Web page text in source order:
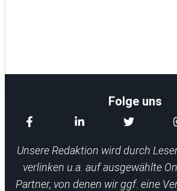
Folge uns
Unsere Redaktion wird durch
verlinken u.a. auf ausgewählte
Partner, von denen wir ggf. eine